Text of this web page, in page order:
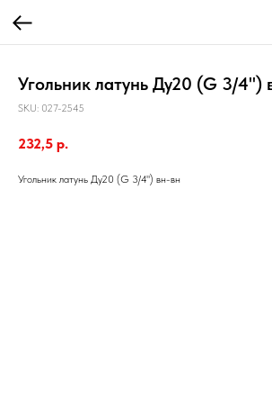
Угольник латунь Ду20 (G 3/4")
SKU: 027-2545
232,5 р.
Угольник латунь Ду20 (G 3/4") вн-вн